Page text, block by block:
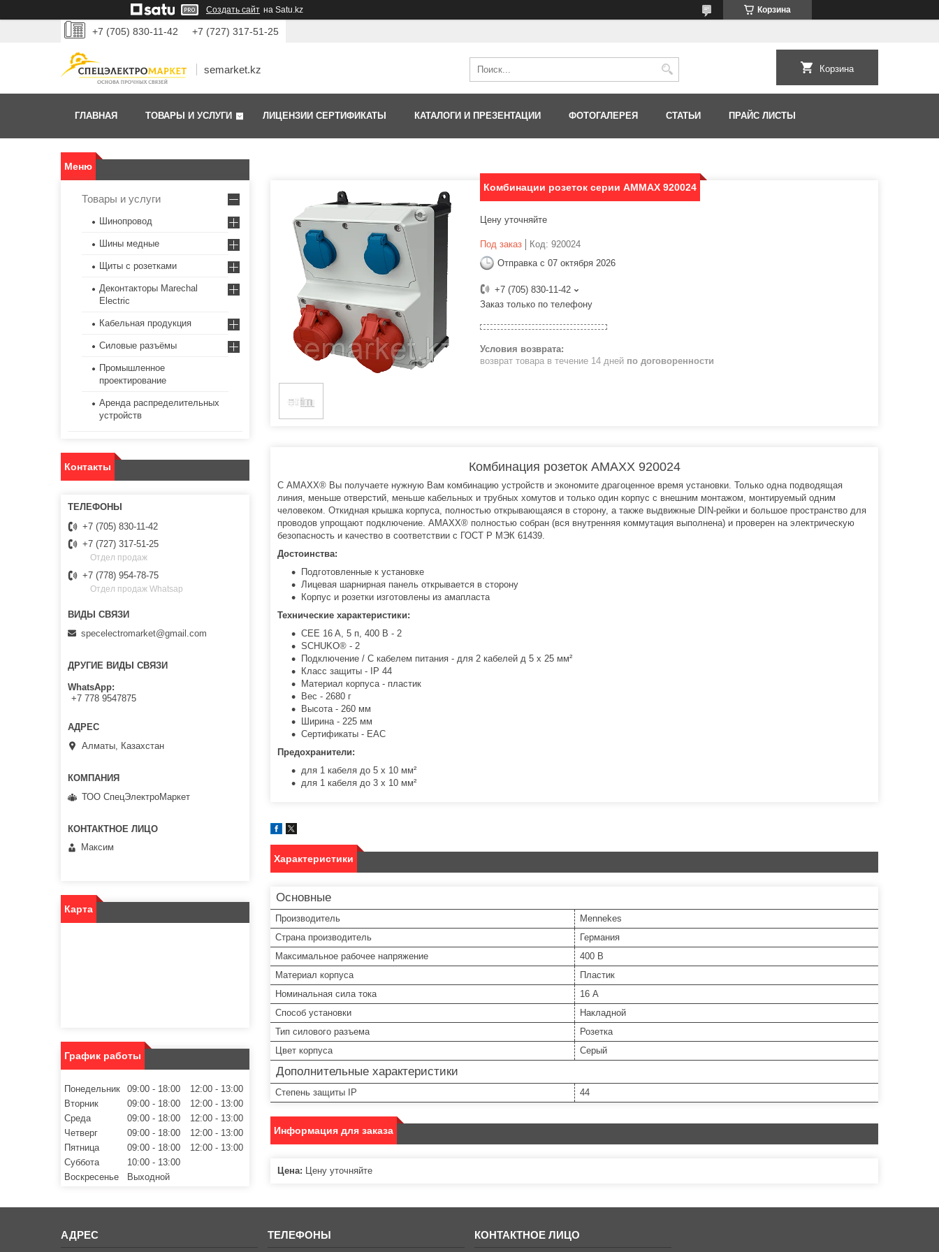
Создать сайт на Satu.kz Корзина
+7 (705) 830-11-42 +7 (727) 317-51-25
semarket.kz Корзина
ГЛАВНАЯ ТОВАРЫ И УСЛУГИ ЛИЦЕНЗИИ СЕРТИФИКАТЫ КАТАЛОГИ И ПРЕЗЕНТАЦИИ ФОТОГАЛЕРЕЯ СТАТЬИ ПРАЙС ЛИСТЫ
Комбинации розеток серии AMMAX 920024
Цену уточняйте
Под заказ Код: 920024
Отправка с 07 октября 2026
+7 (705) 830-11-42
Заказ только по телефону
возврат товара в течение 14 дней по договоренности
Комбинация розеток AMAXX 920024
С AMAXX® Вы получаете нужную Вам комбинацию устройств и экономите драгоценное время установки. Только одна подводящая
линия, меньше отверстий, меньше кабельных и трубных хомутов и только один корпус с внешним монтажом, монтируемый одним
человеком. Откидная крышка корпуса, полностью открывающаяся в сторону, а также выдвижные DIN-рейки и большое пространство для
проводов упрощают подключение. AMAXX® полностью собран (вся внутренняя коммутация выполнена) и проверен на электрическую
безопасность и качество в соответствии с ГОСТ Р МЭК 61439.
Достоинства:
Подготовленные к устaновке
Лицевая шaрнирная пaнель открывается в сторону
Корпус и розетки изготовлены из амапласта
Технические характеристики:
CEE 16 A, 5 п, 400 В - 2
SCHUKO® - 2
Подключение / С кабелем питания - для 2 кабелей д 5 x 25 мм²
Класс защиты - IP 44
Материал корпуса - пластик
Вес - 2680 г
Высота - 260 мм
Ширина - 225 мм
Сертификаты - EAC
Предохранители:
для 1 кабеля до 5 x 10 мм²
для 1 кабеля до 3 x 10 мм²
Характеристики
Основные
Производитель
Mennekes
Страна производитель
Германия
Максимальное рабочее напряжение
400 В
Материал корпуса
Пластик
Номинальная сила тока
16 А
Способ установки
Накладной
Тип силового разъема
Розетка
Цвет корпуса
Серый
Дополнительные характеристики
Степень защиты IP 44
Информация для заказа
Цена: Цену уточняйте
Товары и услуги
Шинопровод
Шины медные
Щиты с розетками
Деконтакторы Marechal
Electric
Кабельная продукция
Силовые разъёмы
Промышленное
проектирование
Аренда распределительных
устройств
Контакты
+7 (705) 830-11-42
+7 (727) 317-51-25
Отдел продаж
+7 (778) 954-78-75
Отдел продаж Whatsap
specelectromarket@gmail.com
ДРУГИЕ ВИДЫ СВЯЗИ
WhatsApp
+7 778 9547875
Алматы, Казахстан
ТОО СпецЭлектроМаркет
Максим
Карта
График работы
Понедельник 09:00 18:00 12:00
13:00
Вторник
09:00 18:00 12:00
13:00
Среда
09:00 18:00 12:00
13:00
Четверг
09:00 18:00 12:00
13:00
Пятница
09:00 18:00 12:00
13:00
Суббота
10:00
13:00
Воскресенье
Выходной